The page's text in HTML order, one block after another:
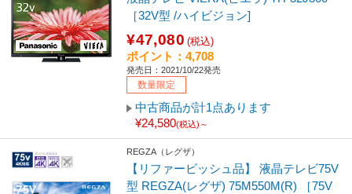
［32V型 /ハイビジョン]
¥47,080 (税込)
ポイント：4,708
発売日：2021/10/22発売
数量限定
中古商品が計1点あります
¥24,580(税込)～
REGZA（レグザ）
【リファービッシュ品】 液晶テレビ75V
型 REGZA(レグザ) 75M550M(R) ［75V